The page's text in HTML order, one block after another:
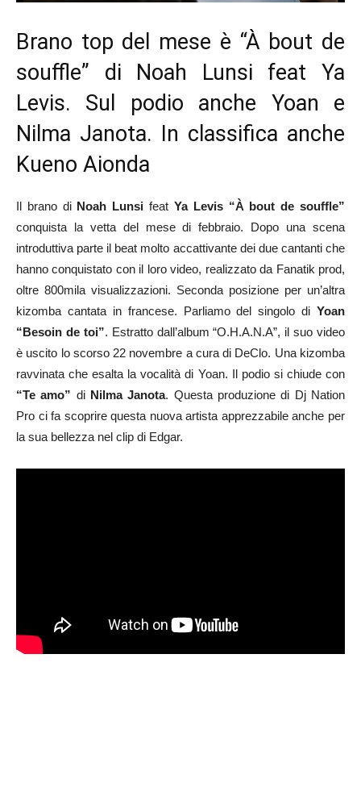
Brano top del mese è “À bout de
souffle” di Noah Lunsi feat Ya
Levis. Sul podio anche Yoan e
Nilma Janota. In classifica anche
Kueno Aionda
Il brano di Noah Lunsi feat Ya Levis “À bout de souffle”
conquista la vetta del mese di febbraio. Dopo una scena
introduttiva parte il beat molto accattivante dei due cantanti che
hanno conquistato con il loro video, realizzato da Fanatik prod,
oltre 800mila visualizzazioni. Seconda posizione per un’altra
kizomba cantata in francese. Parliamo del singolo di Yoan
“Besoin de toi”. Estratto dall’album “O.H.A.N.A”, il suo video
è uscito lo scorso 22 novembre a cura di DeClo. Una kizomba
ravvinata che esalta la vocalità di Yoan. Il podio si chiude con
“Te amo” di Nilma Janota. Questa produzione di Dj Nation
Pro ci fa scoprire questa nuova artista apprezzabile anche per
la sua bellezza nel clip di Edgar.